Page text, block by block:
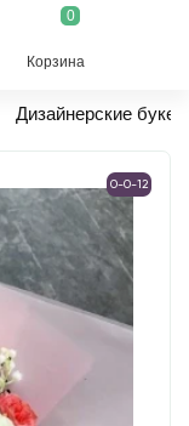
0
Корзина
Дизайнерские
0-0-12